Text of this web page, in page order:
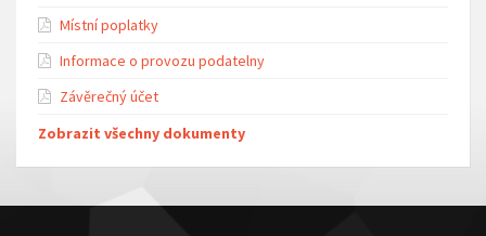
Místní poplatky
Informace o provozu podatelny
Závěrečný účet
Zobrazit všechny dokumenty